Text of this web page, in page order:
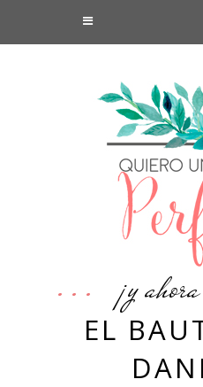
¡y
EL